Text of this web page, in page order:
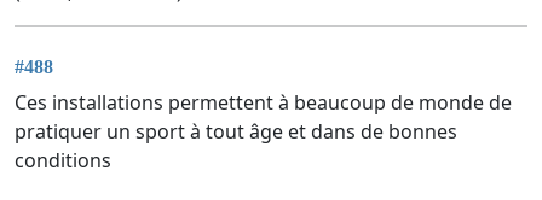
#488
Ces installations permettent à beaucoup de monde de
pratiquer un sport à tout âge et dans de bonnes
conditions